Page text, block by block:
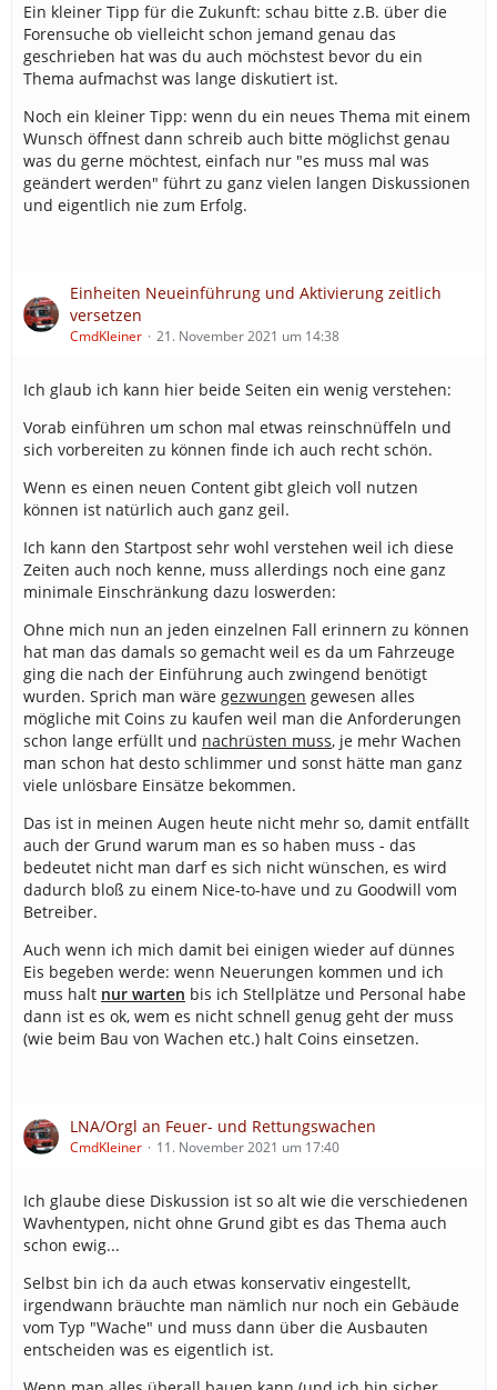
Ein kleiner Tipp für die Zukunft: schau bitte z.B. über die
Forensuche ob vielleicht schon jemand genau das
geschrieben hat was du auch möchstest bevor du ein
Thema aufmachst was lange diskutiert ist.
Noch ein kleiner Tipp: wenn du ein neues Thema mit einem
Wunsch öffnest dann schreib auch bitte möglichst genau
was du gerne möchtest, einfach nur "es muss mal was
geändert werden" führt zu ganz vielen langen Diskussionen
und eigentlich nie zum Erfolg.
Einheiten Neueinführung und Aktivierung zeitlich
versetzen
CmdKleiner 21. November 2021 um 14:38
Ich glaub ich kann hier beide Seiten ein wenig verstehen:
Vorab einführen um schon mal etwas reinschnüffeln und
sich vorbereiten zu können finde ich auch recht schön.
Wenn es einen neuen Content gibt gleich voll nutzen
können ist natürlich auch ganz geil.
Ich kann den Startpost sehr wohl verstehen weil ich diese
Zeiten auch noch kenne, muss allerdings noch eine ganz
minimale Einschränkung dazu loswerden:
Ohne mich nun an jeden einzelnen Fall erinnern zu können
hat man das damals so gemacht weil es da um Fahrzeuge
ging die nach der Einführung auch zwingend benötigt
wurden. Sprich man wäre gezwungen gewesen alles
mögliche mit Coins zu kaufen weil man die Anforderungen
schon lange erfüllt und nachrüsten muss, je mehr Wachen
man schon hat desto schlimmer und sonst hätte man ganz
viele unlösbare Einsätze bekommen.
Das ist in meinen Augen heute nicht mehr so, damit entfällt
auch der Grund warum man es so haben muss - das
bedeutet nicht man darf es sich nicht wünschen, es wird
dadurch bloß zu einem Nice-to-have und zu Goodwill vom
Betreiber.
Auch wenn ich mich damit bei einigen wieder auf dünnes
Eis begeben werde: wenn Neuerungen kommen und ich
muss halt nur warten bis ich Stellplätze und Personal habe
dann ist es ok, wem es nicht schnell genug geht der muss
(wie beim Bau von Wachen etc.) halt Coins einsetzen.
LNA/Orgl an Feuer- und Rettungswachen
CmdKleiner 11. November 2021 um 17:40
Ich glaube diese Diskussion ist so alt wie die verschiedenen
Wavhentypen, nicht ohne Grund gibt es das Thema auch
schon ewig...
Selbst bin ich da auch etwas konservativ eingestellt,
irgendwann bräuchte man nämlich nur noch ein Gebäude
vom Typ "Wache" und muss dann über die Ausbauten
entscheiden was es eigentlich ist.